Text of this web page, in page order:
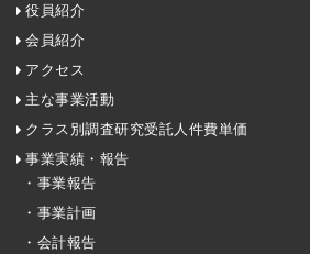
役員紹介
会員紹介
アクセス
主な事業活動
クラス別調査研究受託人件費単価
事業実績・報告
・事業報告
・事業計画
・会計報告